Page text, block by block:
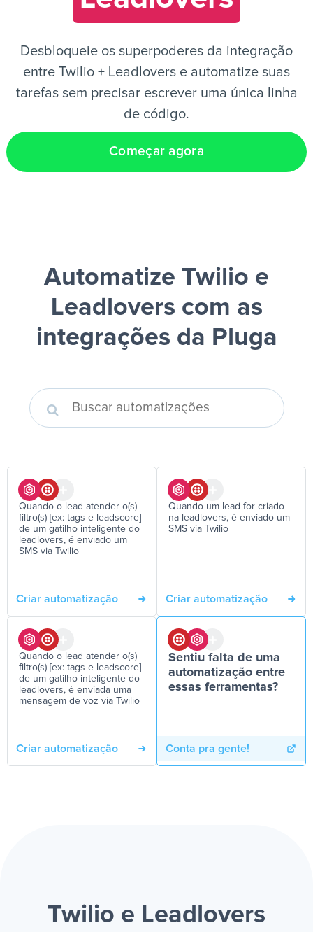
Desbloqueie os superpoderes da integração
entre Twilio + Leadlovers e automatize suas
tarefas sem precisar escrever uma única linha
de código.
Começar agora
Automatize Twilio e
Leadlovers com as
integrações da Pluga
Quando o lead atender o(s)
filtro(s) [ex: tags e leadscore]
de um gatilho inteligente do
leadlovers, é enviado um
SMS via Twilio
Criar automatização
Quando um lead for criado
na leadlovers, é enviado um
SMS via Twilio
Criar automatização
Quando o lead atender o(s)
filtro(s) [ex: tags e leadscore]
de um gatilho inteligente do
leadlovers, é enviada uma
mensagem de voz via Twilio
Criar automatização
Sentiu falta de uma
automatização entre
essas ferramentas?
Conta pra gente!
Twilio e Leadlovers